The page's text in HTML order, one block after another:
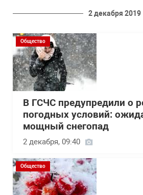
2 декабря 2019
Общество
В ГСЧС предупредили о
погодных условий:
мощный снегопад
2 декабря, 09:40
Общество